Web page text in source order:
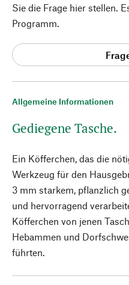
Allgemeine Informationen
Gediegene Tasche.
Ein Köfferchen, das die
Werkzeug für den
3 mm starkem, pflanzlich
und hervorragend
Köfferchen von jenen
Hebammen und
führten.
Sie die Frage hier stellen.
Programm.